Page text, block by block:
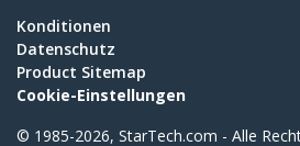
Konditionen
Datenschutz
Product Sitemap
Cookie-Einstellungen
© 1985-2026, StarTech.com - Alle